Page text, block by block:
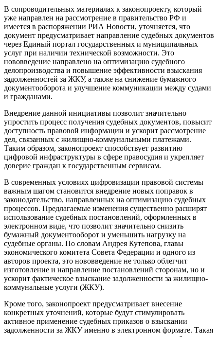
В сопроводительных материалах к законопроекту, который
уже направлен на рассмотрение в правительство РФ и
имеется в распоряжении РИА Новости, уточняется, что
документ предусматривает направление судебных документов
через Единый портал государственных и муниципальных
услуг при наличии технической возможности. Это
нововведение направлено на оптимизацию судебного
делопроизводства и повышение эффективности взыскания
задолженностей за ЖКУ, а также на снижение бумажного
документооборота и улучшение коммуникации между судами
и гражданами.
Внедрение данной инициативы позволит значительно
упростить процесс получения судебных документов, повысит
доступность правовой информации и ускорит рассмотрение
дел, связанных с жилищно-коммунальными платежами.
Таким образом, законопроект способствует развитию
цифровой инфраструктуры в сфере правосудия и укрепляет
доверие граждан к государственным сервисам.
В современных условиях цифровизации правовой системы
важным шагом становится внедрение новых поправок в
законодательство, направленных на оптимизацию судебных
процессов. Предлагаемые изменения существенно расширят
использование судебных постановлений, оформленных в
электронном виде, что позволит значительно снизить
бумажный документооборот и уменьшить нагрузку на
судебные органы. По словам Андрея Кутепова, главы
экономического комитета Совета Федерации и одного из
авторов проекта, это нововведение не только облегчит
изготовление и направление постановлений сторонам, но и
ускорит фактическое взыскание задолженности за жилищно-
коммунальные услуги (ЖКУ).
Кроме того, законопроект предусматривает внесение
конкретных уточнений, которые будут стимулировать
активное применение судебных приказов о взыскании
задолженности за ЖКУ именно в электронном формате. Такая